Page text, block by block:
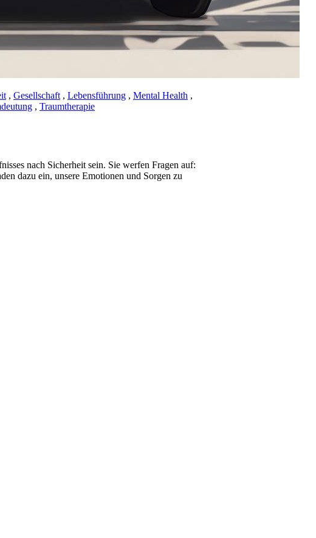
, Gesellschaft , Lebensführung , Mental Health ,
, Traumtherapie
nach Sicherheit sein. Sie werfen Fragen auf:
dazu ein, unsere Emotionen und Sorgen zu